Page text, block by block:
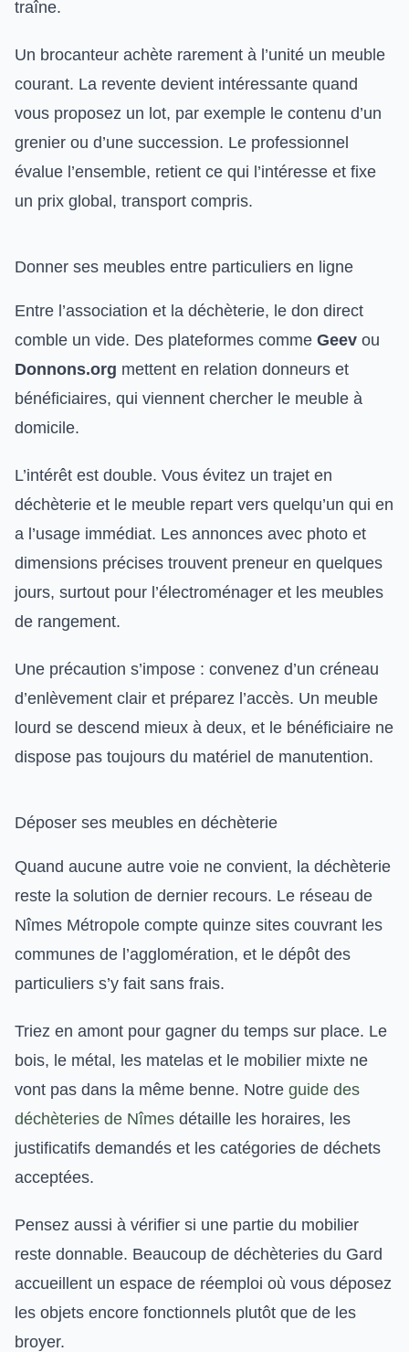
traîne.
Un brocanteur achète rarement à l’unité un meuble
courant. La revente devient intéressante quand
vous proposez un lot, par exemple le contenu d’un
grenier ou d’une succession. Le professionnel
évalue l’ensemble, retient ce qui l’intéresse et fixe
un prix global, transport compris.
Donner ses meubles entre particuliers en ligne
Entre l’association et la déchèterie, le don direct
comble un vide. Des plateformes comme Geev ou
Donnons.org mettent en relation donneurs et
bénéficiaires, qui viennent chercher le meuble à
domicile.
L’intérêt est double. Vous évitez un trajet en
déchèterie et le meuble repart vers quelqu’un qui en
a l’usage immédiat. Les annonces avec photo et
dimensions précises trouvent preneur en quelques
jours, surtout pour l’électroménager et les meubles
de rangement.
Une précaution s’impose : convenez d’un créneau
d’enlèvement clair et préparez l’accès. Un meuble
lourd se descend mieux à deux, et le bénéficiaire ne
dispose pas toujours du matériel de manutention.
Déposer ses meubles en déchèterie
Quand aucune autre voie ne convient, la déchèterie
reste la solution de dernier recours. Le réseau de
Nîmes Métropole compte quinze sites couvrant les
communes de l’agglomération, et le dépôt des
particuliers s’y fait sans frais.
Triez en amont pour gagner du temps sur place. Le
bois, le métal, les matelas et le mobilier mixte ne
vont pas dans la même benne. Notre guide des
déchèteries de Nîmes détaille les horaires, les
justificatifs demandés et les catégories de déchets
acceptées.
Pensez aussi à vérifier si une partie du mobilier
reste donnable. Beaucoup de déchèteries du Gard
accueillent un espace de réemploi où vous déposez
les objets encore fonctionnels plutôt que de les
broyer.